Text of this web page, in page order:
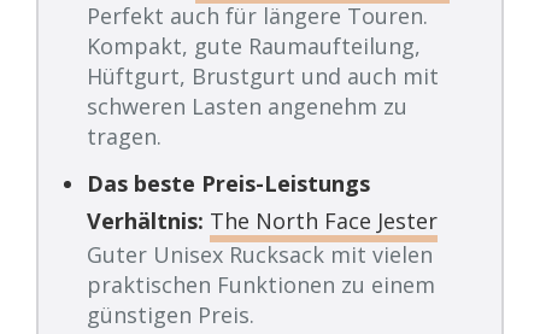
Perfekt auch für längere Touren.
Kompakt, gute Raumaufteilung,
Hüftgurt, Brustgurt und auch mit
schweren Lasten angenehm zu
tragen.
Das beste Preis-Leistungs
Verhältnis: The North Face Jester
Guter Unisex Rucksack mit vielen
praktischen Funktionen zu einem
günstigen Preis.